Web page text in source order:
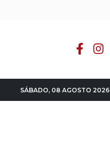
SÁBADO, 08 AGOSTO 2026